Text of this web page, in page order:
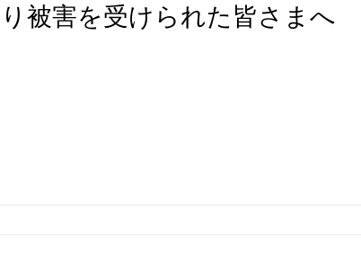
り被害を受けられた皆さまへ